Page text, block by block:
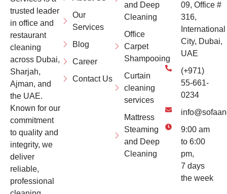
trusted leader
in office and
restaurant
cleaning
across Dubai,
Sharjah,
Ajman, and
the UAE.
Known for our
commitment
to quality and
integrity, we
deliver
reliable,
professional
Our
Services
Blog
Career
Contact Us
and Deep
Cleaning
Office
Carpet
Shampooing
Curtain
cleaning
services
Mattress
Steaming
and Deep
Cleaning
09, Office #
316,
International
City, Dubai,
UAE
(+971)
55-661-
0234
9:00 am
to 6:00
pm,
7 days
the week